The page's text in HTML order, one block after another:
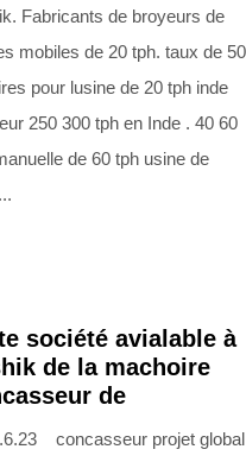
Fabricants de broyeurs de
mobiles de 20 tph. taux de 50
pour lusine de 20 tph inde
250 300 tph en Inde . 40 60
de 60 tph usine de
société avialable à
de la machoire
de
concasseur projet global